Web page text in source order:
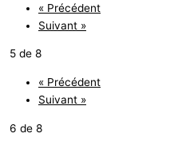
« Précédent
Suivant »
5 de 8
« Précédent
Suivant »
6 de 8